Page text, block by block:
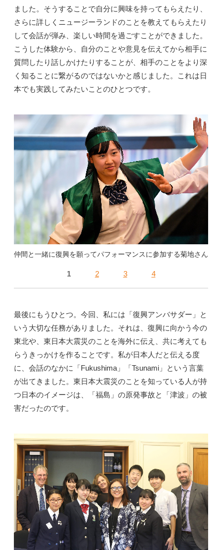
ました。そうすることで自分に興味を持ってもらえたり、
さらに詳しくニュージーランドのことを教えてもらえたり
して会話が弾み、楽しい時間を過ごすことができました。
こうした体験から、自分のことや意見を伝えてから相手に
質問したり話しかけたりすることが、相手のことをより深
く知ることに繋がるのではないかと感じました。これは日
本でも実践してみたいことのひとつです。
仲間と一緒に復興を願ってパフォーマンスに参加する菊地さん
1 2 3 4
最後にもうひとつ。今回、私には「復興アンバサダー」と
いう大切な任務がありました。それは、復興に向かう今の
東北や、東日本大震災のことを海外に伝え、共に考えても
らうきっかけを作ることです。私が日本人だと伝える度
に、会話のなかに「Fukushima」「Tsunami」という言葉
が出てきました。東日本大震災のことを知っている人が持
つ日本のイメージは、「福島」の原発事故と「津波」の被
害だったのです。